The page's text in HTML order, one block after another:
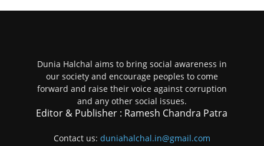
Dunia Halchal aims to bring social awareness in
our society and encourage peoples to come
forward and raise their voice against corruption
and any other social issues.
Editor & Publisher : Ramesh Chandra Patra
Contact us: duniahalchal.in@gmail.com